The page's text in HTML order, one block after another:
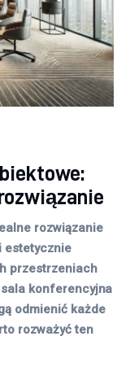
rozwiązanie
estetycznie
przestrzeniach
konferencyjna
odmienić każde
rozważyć ten